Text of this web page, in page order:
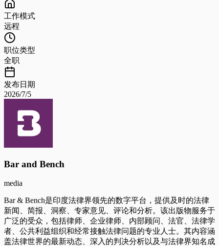
工作模式
远程
职位类型
全职
发布日期
2026/7/5
Bar and Bench
media
Bar & Bench是印度法律界领先的数字平台，提供及时的法律
新闻、简报、洞察、专家意见、评论和分析。该出版物服务于
广泛的受众，包括律师、企业律师、内部顾问、法官、法律学
者、公共利益组织和经常接触法律问题的专业人士。其内容涵
盖法律世界的最新动态、深入的判决分析以及与法律界知名成